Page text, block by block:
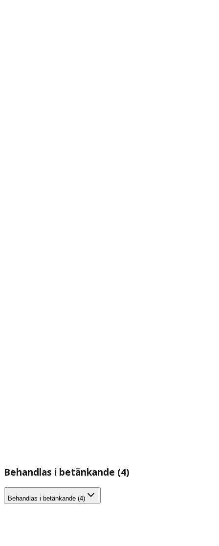
Behandlas i betänkande (4)
Behandlas i betänkande (4)